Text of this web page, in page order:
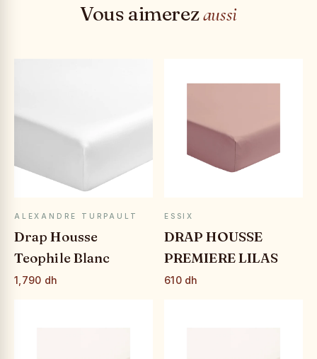
Vous aimerezaussi
APERÇU RAPIDE
ALEXANDRE TURPAULT
Drap Housse
Teophile Blanc
1,790 dh
APERÇU RAPIDE
ESSIX
DRAP HOUSSE
PREMIERE LILAS
610 dh